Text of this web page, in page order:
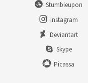
Stumbleupon
Instagram
Deviantart
Skype
Picassa